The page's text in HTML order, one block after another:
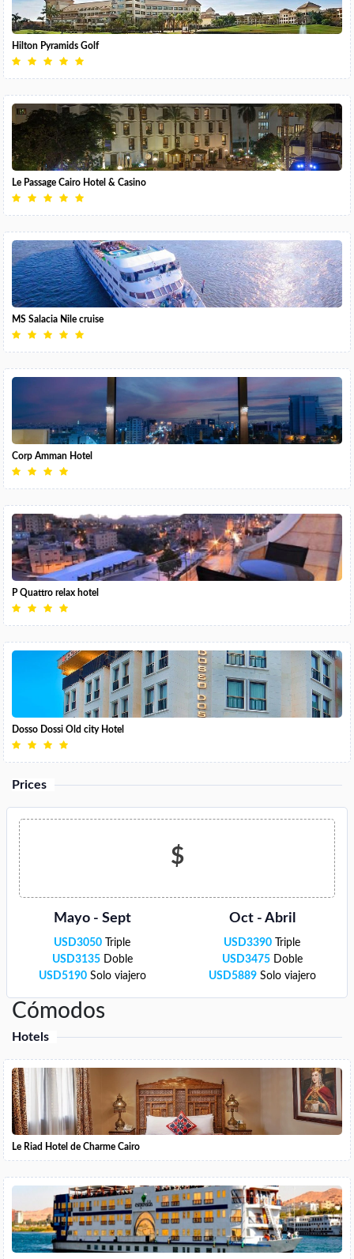
Hilton Pyramids Golf
Le Passage Cairo Hotel & Casino
MS Salacia Nile cruise
Corp Amman Hotel
P Quattro relax hotel
Dosso Dossi Old city Hotel
Prices
$
Mayo - Sept
USD3050 Triple
USD3135Doble
USD5190Solo viajero
Oct - Abril
USD3390 Triple
USD3475Doble
USD5889Solo viajero
Cómodos
Hotels
Le Riad Hotel de Charme Cairo